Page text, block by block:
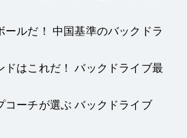
ールだ！ 中国基準のバックドラ
ドはこれだ！ バックドライブ最
コーチが選ぶ バックドライブ